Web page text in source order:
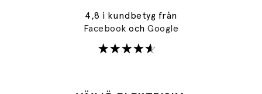
4,8 i kundbetyg från
FacebookochGoogle